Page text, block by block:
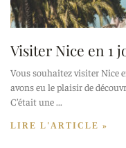
Visiter Nice en 1
Vous souhaitez visiter Nice
avons eu le plaisir de
C’était une
LIRE L'ARTICLE »